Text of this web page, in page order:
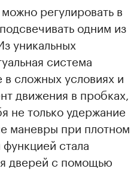
регулировать в
одним из
уникальных
система
сложных условиях и
движения в пробках,
не только удержание
маневры при плотном
стала
дверей с помощью